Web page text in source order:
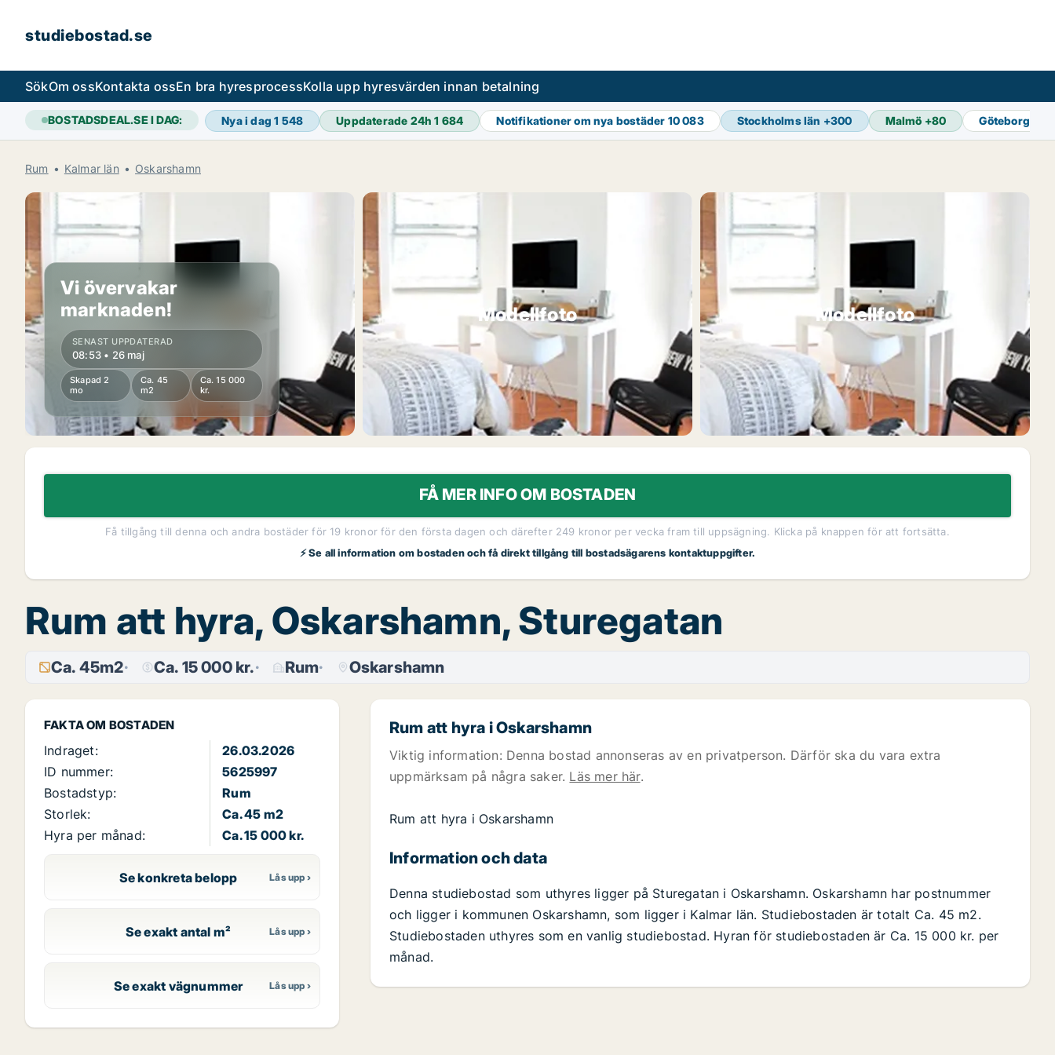
studiebostad.se
SökOm ossKontakta ossEn bra hyresprocessKolla upp hyresvärden innan betalning
BOSTADSDEAL.SE I DAG: Nya i dag1 548 Uppdaterade 24h1 684 Notifikationer om nya bostäder 10 083 Stockholms län +300 Malmö +80 Göteborg
Rum Kalmar län Oskarshamn
Vi övervakar
marknaden!
SENAST UPPDATERAD
08:53 • 26 maj
Skapad 2
mo
Ca. 45
m2
Ca. 15 000
kr.
Modellfoto Modellfoto
FÅ MER INFO OM BOSTADEN
Få tillgång till denna och andra bostäder för 19 kronor för den första dagen och därefter 249 kronor per vecka fram till uppsägning. Klicka på knappen för att fortsätta.
⚡ Se all information om bostaden och få direkt tillgång till bostadsägarens kontaktuppgifter.
Rum att hyra, Oskarshamn, Sturegatan
Ca. 45m2 Ca. 15 000 kr. Rum Oskarshamn
FAKTA OM BOSTADEN
Indraget:
26.03.2026
ID nummer:
5625997
Bostadstyp:
Rum
Storlek:
Ca. 45 m2
Hyra per månad:
Ca. 15 000 kr.
Se konkreta belopp
Se exakt antal m²
Se exakt vägnummer
Rum att hyra i Oskarshamn
Viktig information: Denna bostad annonseras av en privatperson. Därför ska du vara extra
uppmärksam på några saker. Läs mer här.
Rum att hyra i Oskarshamn
Information och data
Denna studiebostad som uthyres ligger på Sturegatan i Oskarshamn. Oskarshamn har postnummer
och ligger i kommunen Oskarshamn, som ligger i Kalmar län. Studiebostaden är totalt Ca. 45 m2.
Studiebostaden uthyres som en vanlig studiebostad. Hyran för studiebostaden är Ca. 15 000 kr. per
månad.